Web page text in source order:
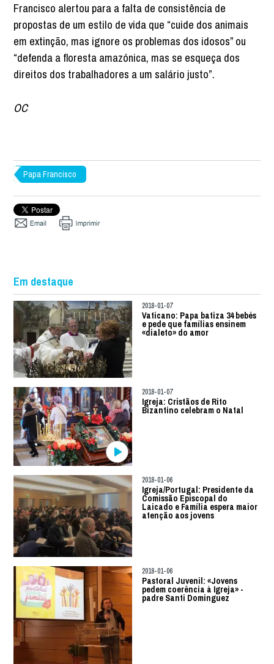
Francisco alertou para a falta de consistência de
propostas de um estilo de vida que “cuide dos animais
em extinção, mas ignore os problemas dos idosos” ou
“defenda a floresta amazónica, mas se esqueça dos
direitos dos trabalhadores a um salário justo”.
OC
Papa Francisco
Em destaque
2018-01-07
Vaticano: Papa batiza 34 bebés
e pede que famílias ensinem
«dialeto» do amor
2018-01-07
Igreja: Cristãos de Rito
Bizantino celebram o Natal
2018-01-06
Igreja/Portugal: Presidente da
Comissão Episcopal do
Laicado e Família espera maior
atenção aos jovens
2018-01-06
Pastoral Juvenil: «Jovens
pedem coerência à Igreja» -
padre Santi Dominguez